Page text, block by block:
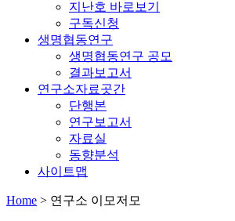
지난호 바로보기
구독신청
생명협동연구
생명협동연구 공모
결과보고서
연구소자료곳간
단행본
연구보고서
자료실
동향분석
사이트맵
Home > 연구소 이모저모